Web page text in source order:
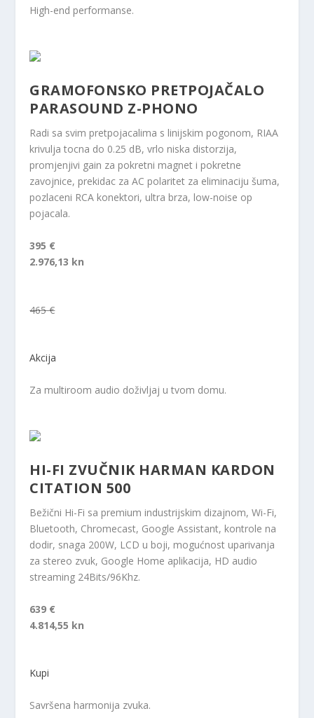
High-end performanse.
GRAMOFONSKO PRETPOJAČALO
PARASOUND Z-PHONO
Radi sa svim pretpojacalima s linijskim pogonom, RIAA
krivulja tocna do 0.25 dB, vrlo niska distorzija,
promjenjivi gain za pokretni magnet i pokretne
zavojnice, prekidac za AC polaritet za eliminaciju šuma,
pozlaceni RCA konektori, ultra brza, low-noise op
pojacala.
395 €
2.976,13 kn
465 €
Akcija
Za multiroom audio doživljaj u tvom domu.
HI-FI ZVUČNIK HARMAN KARDON
CITATION 500
Bežični Hi-Fi sa premium industrijskim dizajnom, Wi-Fi,
Bluetooth, Chromecast, Google Assistant, kontrole na
dodir, snaga 200W, LCD u boji, mogućnost uparivanja
za stereo zvuk, Google Home aplikacija, HD audio
streaming 24Bits/96Khz.
639 €
4.814,55 kn
Kupi
Savršena harmonija zvuka.